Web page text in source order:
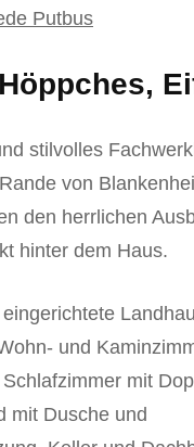
Putbus
stilvolles
von
den herrlichen
hinter dem Haus.
und
mit
mit Dusche und